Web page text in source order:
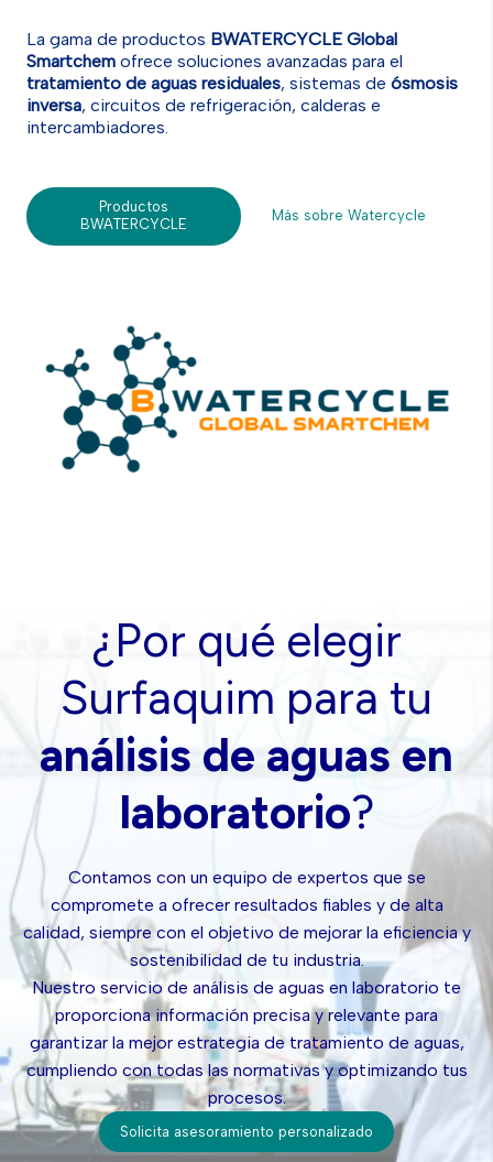
La gama de productos BWATERCYCLE Global
Smartchem ofrece soluciones avanzadas para el
tratamiento de aguas residuales, sistemas de ósmosis
inversa, circuitos de refrigeración, calderas e
intercambiadores.
Productos
BWATERCYCLE
Más sobre Watercycle
¿Por qué elegir
Surfaquim para tu
análisis de aguas en
laboratorio?
Contamos con un equipo de expertos que se
compromete a ofrecer resultados fiables y de alta
calidad, siempre con el objetivo de mejorar la eficiencia y
sostenibilidad de tu industria.
Nuestro servicio de análisis de aguas en laboratorio te
proporciona información precisa y relevante para
garantizar la mejor estrategia de tratamiento de aguas,
cumpliendo con todas las normativas y optimizando tus
procesos.
Solicita asesoramiento personalizado